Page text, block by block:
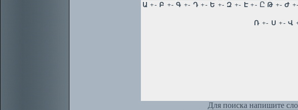
Для поиска напишите